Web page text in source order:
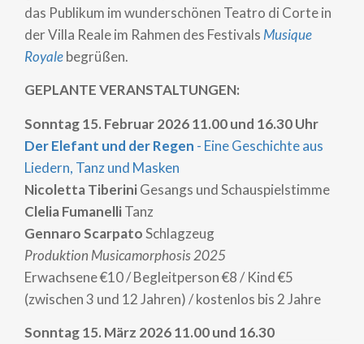
das Publikum im wunderschönen Teatro di Corte in
der Villa Reale im Rahmen des Festivals Musique
Royalebegrüßen.
GEPLANTE VERANSTALTUNGEN:
Sonntag 15. Februar 2026 11.00 und 16.30 Uhr
Der Elefant und der Regen - Eine Geschichte aus
Liedern, Tanz und Masken
Nicoletta TiberiniGesangs und Schauspielstimme
Clelia FumanelliTanz
Gennaro ScarpatoSchlagzeug
Produktion Musicamorphosis 2025
Erwachsene €10 / Begleitperson €8 / Kind €5
(zwischen 3 und 12 Jahren) / kostenlos bis 2 Jahre
Sonntag 15. März 2026 11.00 und 16.30